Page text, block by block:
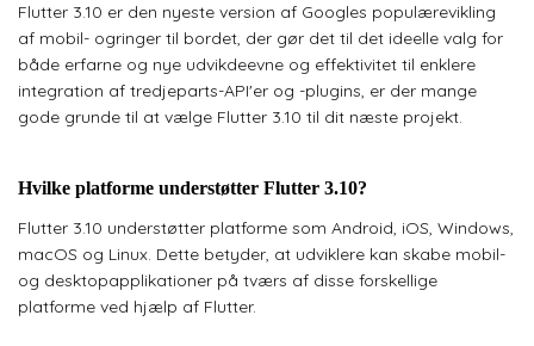
Flutter 3.10 er den nyeste version af Googles populærevikling
af mobil- ogringer til bordet, der gør det til det ideelle valg for
både erfarne og nye udvikdeevne og effektivitet til enklere
integration af tredjeparts-API'er og -plugins, er der mange
gode grunde til at vælge Flutter 3.10 til dit næste projekt.
Hvilke platforme understøtter Flutter 3.10?
Flutter 3.10 understøtter platforme som Android, iOS, Windows,
macOS og Linux. Dette betyder, at udviklere kan skabe mobil-
og desktopapplikationer på tværs af disse forskellige
platforme ved hjælp af Flutter.